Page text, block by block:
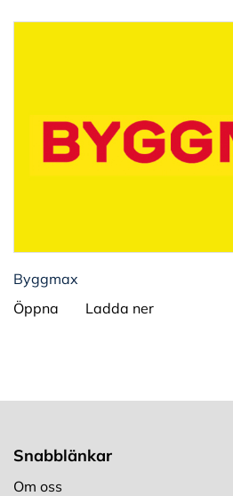
Byggmax
Öppna
Ladda ner
Snabblänkar
Om oss